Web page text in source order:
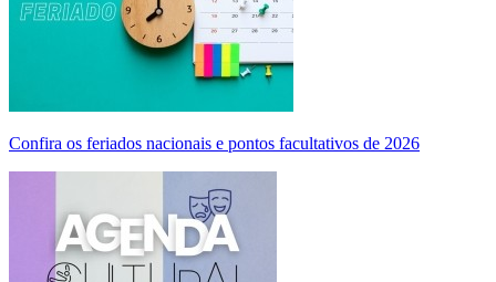
Confira os feriados nacionais e pontos facultativos de 2026